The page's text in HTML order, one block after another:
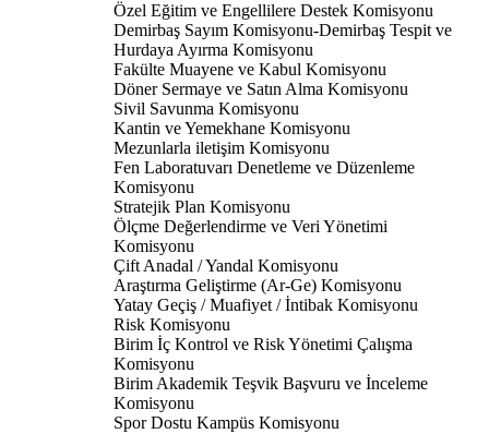
Özel Eğitim ve Engellilere Destek Komisyonu
Demirbaş Sayım Komisyonu-Demirbaş Tespit ve
Hurdaya Ayırma Komisyonu
Fakülte Muayene ve Kabul Komisyonu
Döner Sermaye ve Satın Alma Komisyonu
Sivil Savunma Komisyonu
Kantin ve Yemekhane Komisyonu
Mezunlarla iletişim Komisyonu
Fen Laboratuvarı Denetleme ve Düzenleme
Komisyonu
Stratejik Plan Komisyonu
Ölçme Değerlendirme ve Veri Yönetimi
Komisyonu
Çift Anadal / Yandal Komisyonu
Araştırma Geliştirme (Ar-Ge) Komisyonu
Yatay Geçiş / Muafiyet / İntibak Komisyonu
Risk Komisyonu
Birim İç Kontrol ve Risk Yönetimi Çalışma
Komisyonu
Birim Akademik Teşvik Başvuru ve İnceleme
Komisyonu
Spor Dostu Kampüs Komisyonu